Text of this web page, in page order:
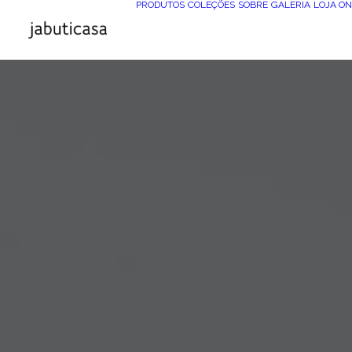
PRODUTOS COLEÇÕES SOBRE GALERIA LOJA